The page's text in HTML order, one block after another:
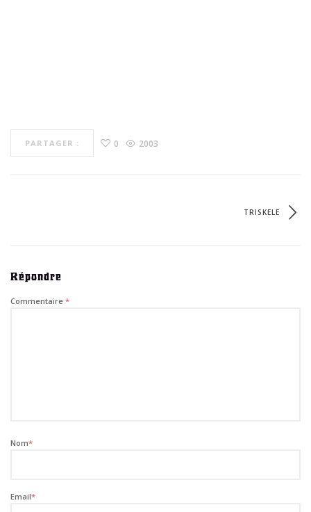
PARTAGER : 0 2003
TRISKELE
Répondre
Commentaire *
Nom*
Email*